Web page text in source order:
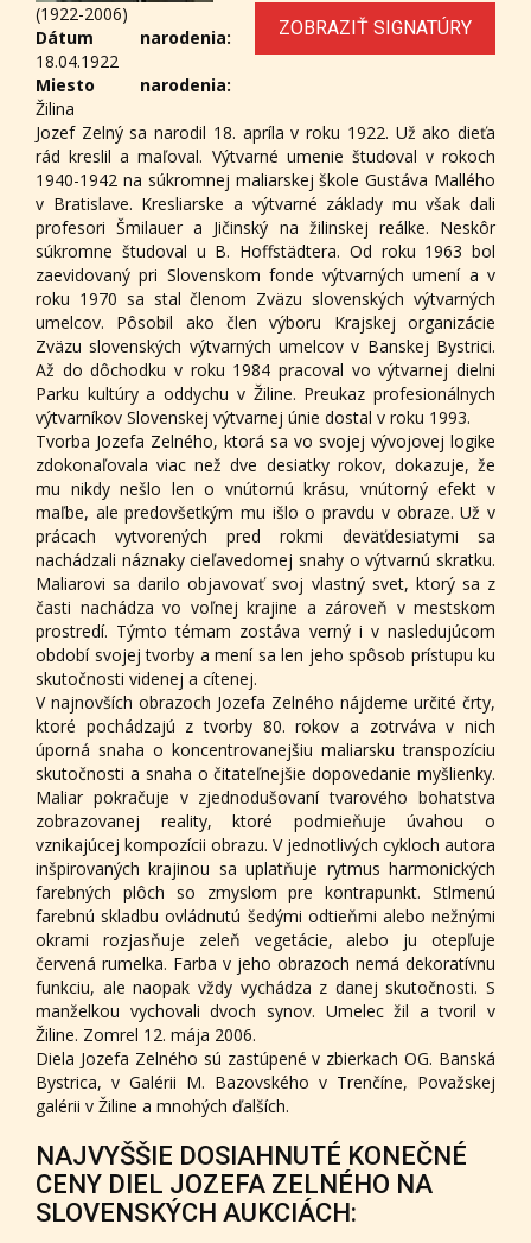
ZOBRAZIŤ SIGNATÚRY
(1922-2006)
Dátum narodenia:
18.04.1922
Miesto narodenia:
Žilina
Jozef Zelný sa narodil 18. apríla v roku 1922. Už ako dieťa
rád kreslil a maľoval. Výtvarné umenie študoval v rokoch
1940-1942 na súkromnej maliarskej škole Gustáva Mallého
v Bratislave. Kresliarske a výtvarné základy mu však dali
profesori Šmilauer a Jičinský na žilinskej reálke. Neskôr
súkromne študoval u B. Hoffstädtera. Od roku 1963 bol
zaevidovaný pri Slovenskom fonde výtvarných umení a v
roku 1970 sa stal členom Zväzu slovenských výtvarných
umelcov. Pôsobil ako člen výboru Krajskej organizácie
Zväzu slovenských výtvarných umelcov v Banskej Bystrici.
Až do dôchodku v roku 1984 pracoval vo výtvarnej dielni
Parku kultúry a oddychu v Žiline. Preukaz profesionálnych
výtvarníkov Slovenskej výtvarnej únie dostal v roku 1993.
Tvorba Jozefa Zelného, ktorá sa vo svojej vývojovej logike
zdokonaľovala viac než dve desiatky rokov, dokazuje, že
mu nikdy nešlo len o vnútornú krásu, vnútorný efekt v
maľbe, ale predovšetkým mu išlo o pravdu v obraze. Už v
prácach vytvorených pred rokmi deväťdesiatymi sa
nachádzali náznaky cieľavedomej snahy o výtvarnú skratku.
Maliarovi sa darilo objavovať svoj vlastný svet, ktorý sa z
časti nachádza vo voľnej krajine a zároveň v mestskom
prostredí. Týmto témam zostáva verný i v nasledujúcom
období svojej tvorby a mení sa len jeho spôsob prístupu ku
skutočnosti videnej a cítenej.
V najnovších obrazoch Jozefa Zelného nájdeme určité črty,
ktoré pochádzajú z tvorby 80. rokov a zotrváva v nich
úporná snaha o koncentrovanejšiu maliarsku transpozíciu
skutočnosti a snaha o čitateľnejšie dopovedanie myšlienky.
Maliar pokračuje v zjednodušovaní tvarového bohatstva
zobrazovanej reality, ktoré podmieňuje úvahou o
vznikajúcej kompozícii obrazu. V jednotlivých cykloch autora
inšpirovaných krajinou sa uplatňuje rytmus harmonických
farebných plôch so zmyslom pre kontrapunkt. Stlmenú
farebnú skladbu ovládnutú šedými odtieňmi alebo nežnými
okrami rozjasňuje zeleň vegetácie, alebo ju otepľuje
červená rumelka. Farba v jeho obrazoch nemá dekoratívnu
funkciu, ale naopak vždy vychádza z danej skutočnosti. S
manželkou vychovali dvoch synov. Umelec žil a tvoril v
Žiline. Zomrel 12. mája 2006.
Diela Jozefa Zelného sú zastúpené v zbierkach OG. Banská
Bystrica, v Galérii M. Bazovského v Trenčíne, Považskej
galérii v Žiline a mnohých ďalších.
NAJVYŠŠIE DOSIAHNUTÉ KONEČNÉ
CENY DIEL JOZEFA ZELNÉHO NA
SLOVENSKÝCH AUKCIÁCH: